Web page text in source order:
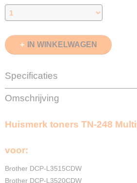
IN WINKELWAGEN
Specificaties
EAN code
8720874661078
3000 Pagina's
2300 Pagina's
Geel
Omschrijving
Huismerk toners TN-248
voor:
Brother DCP-L3515CDW
Brother DCP-L3520CDW